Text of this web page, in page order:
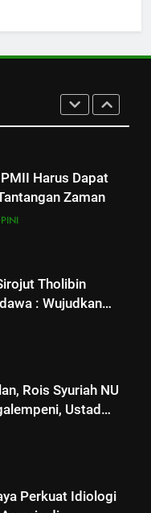
Generasi Z
Zaman
Tholibin
: Wujudkan
Rois Syuriah NU
Ustad
Perkuat Idiologi
di
Yayasan Al
EYANG
Perkuat Idiologi